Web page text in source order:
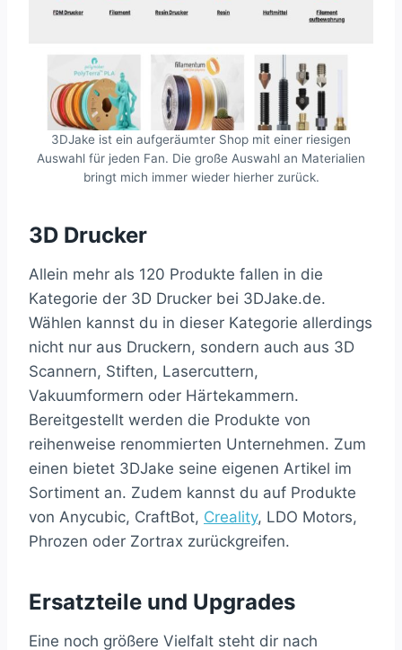
3DJake ist ein aufgeräumter Shop mit einer riesigen
Auswahl für jeden Fan. Die große Auswahl an Materialien
bringt mich immer wieder hierher zurück.
3D Drucker
Allein mehr als 120 Produkte fallen in die
Kategorie der 3D Drucker bei 3DJake.de.
Wählen kannst du in dieser Kategorie allerdings
nicht nur aus Druckern, sondern auch aus 3D
Scannern, Stiften, Lasercuttern,
Vakuumformern oder Härtekammern.
Bereitgestellt werden die Produkte von
reihenweise renommierten Unternehmen. Zum
einen bietet 3DJake seine eigenen Artikel im
Sortiment an. Zudem kannst du auf Produkte
von Anycubic, CraftBot, Creality, LDO Motors,
Phrozen oder Zortrax zurückgreifen.
Ersatzteile und Upgrades
Eine noch größere Vielfalt steht dir nach